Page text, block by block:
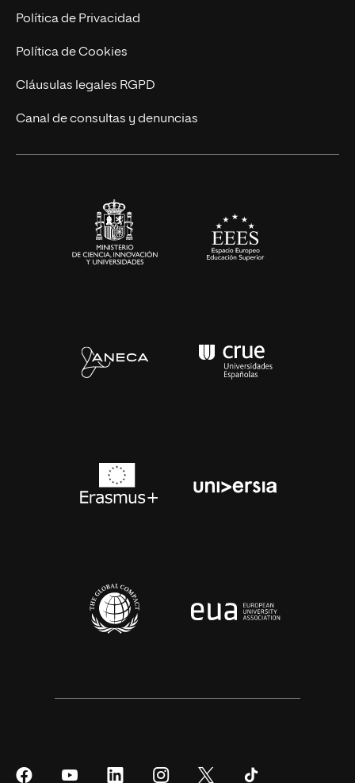
Marketing y Comunicación
Ingeniería
Diseño
Ciencias de la Salud
Política de Privacidad
Política de Cookies
Cláusulas legales RGPD
Canal de consultas y denuncias
SíguenosSíguenos SíguenosSíguenos Síguenos